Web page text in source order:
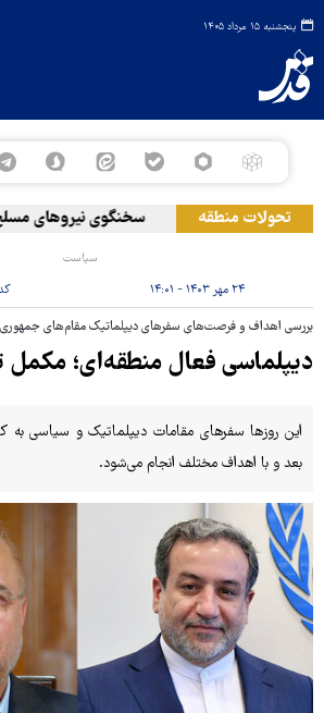
پنجشنبه ۱۵ مرداد ۱۴۰۵
تحولات منطقه سخنگوی نیروهای مسلح
سیاست
۲۴ مهر ۱۴۰۳ - ۱۴:۰۱
بررسی اهداف و فرصت‌های سفرهای دیپلماتیک مقام‌های
دیپلماسی فعال منطقه‌ای؛ مکمل
این روزها سفرهای مقامات دیپلماتیک و سیاسی به
بعد و با اهداف مختلف انجام می‌شود.